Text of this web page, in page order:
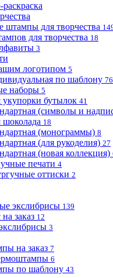
штампы для творчества
для творчества 18
3
логотипом 5
по шаблону 76
наборы 5
укупорки бутылок 41
(символы и
шоколада 18
(монограммы) 8
(для рукоделия) 27
(новая коллекция)
печати 4
оттиски 2
экслибрисы 139
заказ 12
3
на заказ 7
6
по шаблону 43